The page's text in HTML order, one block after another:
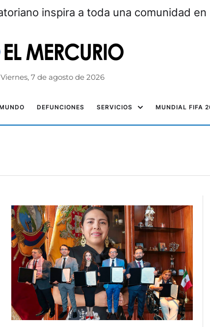
inspira a toda una comunidad
Viernes, 7 de agosto de 2026
DEFUNCIONES SERVICIOS MUNDIAL FIFA